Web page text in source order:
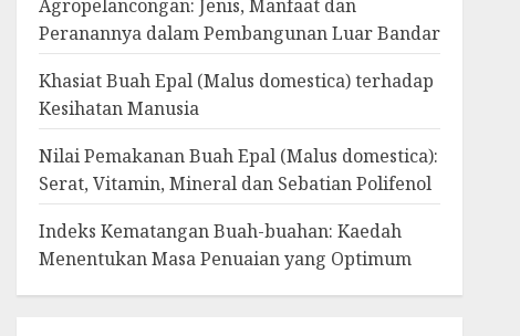
Agropelancongan: Jenis, Manfaat dan
Peranannya dalam Pembangunan Luar Bandar
Khasiat Buah Epal (Malus domestica) terhadap
Kesihatan Manusia
Nilai Pemakanan Buah Epal (Malus domestica):
Serat, Vitamin, Mineral dan Sebatian Polifenol
Indeks Kematangan Buah-buahan: Kaedah
Menentukan Masa Penuaian yang Optimum